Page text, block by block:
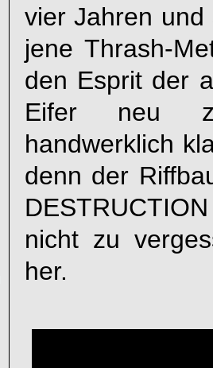
vier Jahren
jene Thrash-
den Esprit der
Eifer neu
handwerklich
denn der
nicht zu
her.